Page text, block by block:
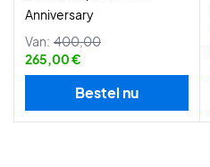
Anniversary
Van: 400,00
265,00 €
Bestel nu